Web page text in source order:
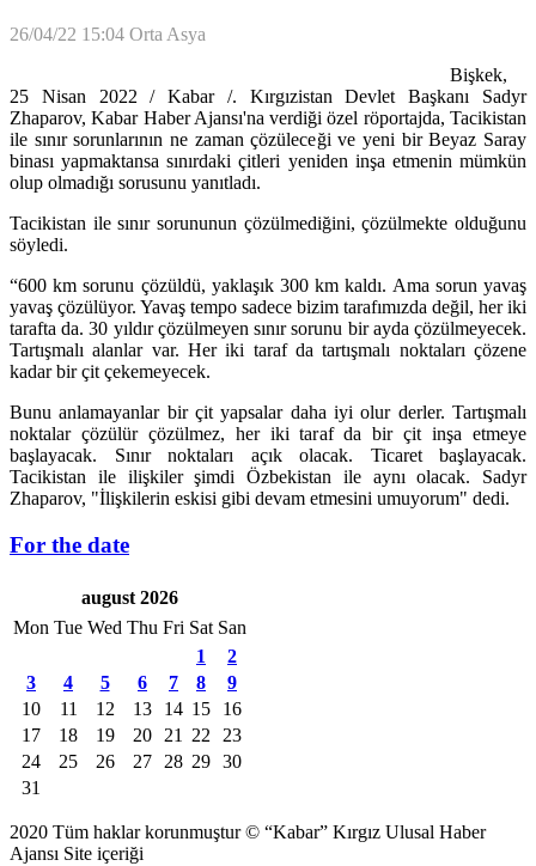
26/04/22 15:04 Orta Asya
Bişkek,
25 Nisan 2022 / Kabar /. Kırgızistan Devlet Başkanı Sadyr
Zhaparov, Kabar Haber Ajansı'na verdiği özel röportajda, Tacikistan
ile sınır sorunlarının ne zaman çözüleceği ve yeni bir Beyaz Saray
binası yapmaktansa sınırdaki çitleri yeniden inşa etmenin mümkün
olup olmadığı sorusunu yanıtladı.
Tacikistan ile sınır sorununun çözülmediğini, çözülmekte olduğunu
söyledi.
“600 km sorunu çözüldü, yaklaşık 300 km kaldı. Ama sorun yavaş
yavaş çözülüyor. Yavaş tempo sadece bizim tarafımızda değil, her iki
tarafta da. 30 yıldır çözülmeyen sınır sorunu bir ayda çözülmeyecek.
Tartışmalı alanlar var. Her iki taraf da tartışmalı noktaları çözene
kadar bir çit çekemeyecek.
Bunu anlamayanlar bir çit yapsalar daha iyi olur derler. Tartışmalı
noktalar çözülür çözülmez, her iki taraf da bir çit inşa etmeye
başlayacak. Sınır noktaları açık olacak. Ticaret başlayacak.
Tacikistan ile ilişkiler şimdi Özbekistan ile aynı olacak. Sadyr
Zhaparov, "İlişkilerin eskisi gibi devam etmesini umuyorum" dedi.
For the date
august 2026
Mon Tue Wed Thu Fri Sat San
1
2
3
4 5 6 7 8
9
10
11 12 13 14 15
16
17
18 19 20 21 22
23
24
25 26 27 28 29 30
31
2020 Tüm haklar korunmuştur © “Kabar” Kırgız Ulusal Haber
Ajansı Site içeriği